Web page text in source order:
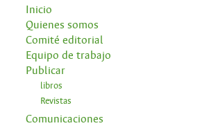
Inicio
Quienes somos
Comité editorial
Equipo de trabajo
Publicar
libros
Revistas
Comunicaciones